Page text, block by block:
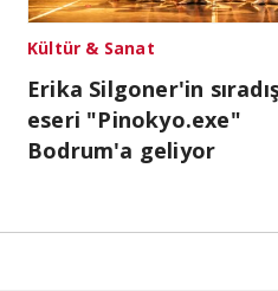
Kültür & Sanat
Erika Silgoner'in
eseri "Pinokyo.exe"
Bodrum'a geliyor